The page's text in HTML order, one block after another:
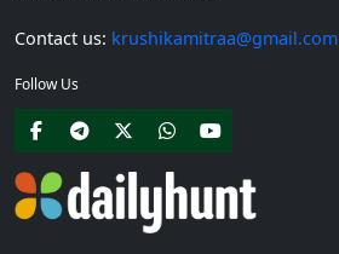
Contact us: krushikamitraa@gmail.com
Follow Us